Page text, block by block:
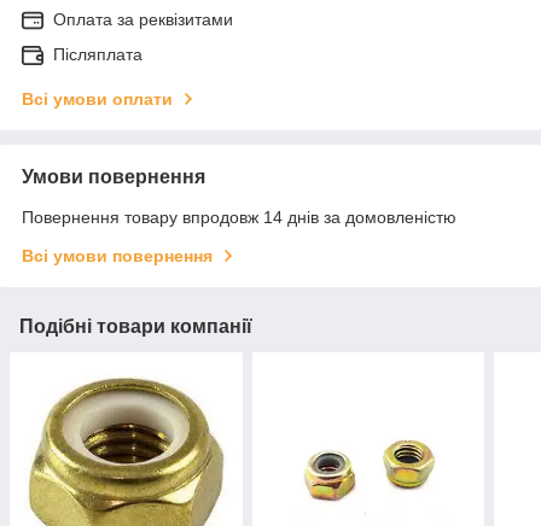
Оплата за реквізитами
Післяплата
Всі умови оплати
Умови повернення
Повернення товару впродовж 14 днів за домовленістю
Всі умови повернення
Подібні товари компанії